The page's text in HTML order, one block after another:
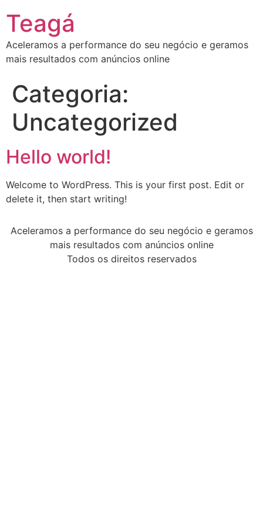
Teagá
Aceleramos a performance do seu negócio e geramos
mais resultados com anúncios online
Categoria:
Uncategorized
Hello world!
Welcome to WordPress. This is your first post. Edit or
delete it, then start writing!
Aceleramos a performance do seu negócio e geramos
mais resultados com anúncios online
Todos os direitos reservados